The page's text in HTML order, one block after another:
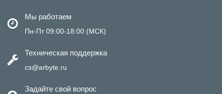
Мы работаем
Пн-Пт 09:00-18:00 (МСК)
Техническая поддержка
cs@arbyte.ru
Задайте свой вопрос